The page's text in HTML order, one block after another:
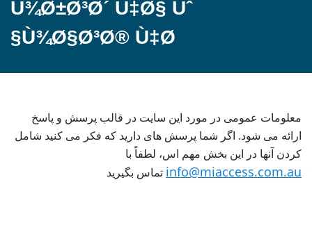
Ù¾Ø±Ø³Ø´ Ù‡Ø§ Ùˆ
Ù¾Ø§Ø³Ø® Ù‡Ø§
معلومات عمومی در مورد این سایت در قالب پرسش و پاسخ
ارائه می شود. اگر شما پرسش های دارید که فکر می کنید شامل
کردن آنها در این بخش مهم اس، لطفاً با
info@miaccess.com.au تماس بگیرید